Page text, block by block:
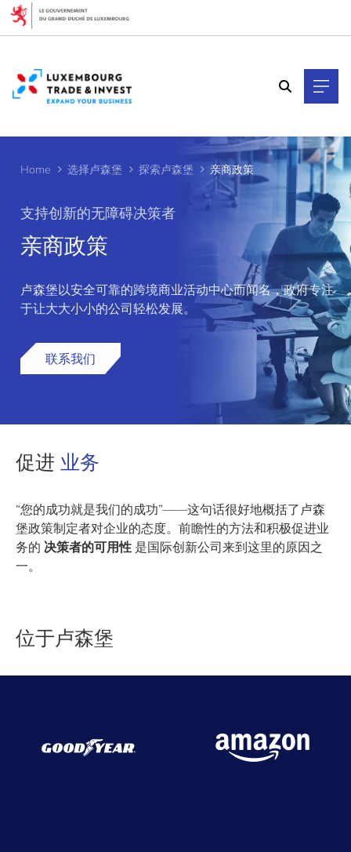
Home 选择卢森堡 探索卢森堡 亲商政策
支持创新的无障碍决策者
亲商政策
卢森堡以安全可靠的跨境商业活动中心而闻名，政府专注
于让大大小小的公司轻松发展。
联系我们
促进 业务
“您的成功就是我们的成功”——这句话很好地概括了卢森
堡政策制定者对企业的态度。前瞻性的方法和积极促进业
务的 决策者的可用性 是国际创新公司来到这里的原因之
一。
位于卢森堡
Cookies management panel